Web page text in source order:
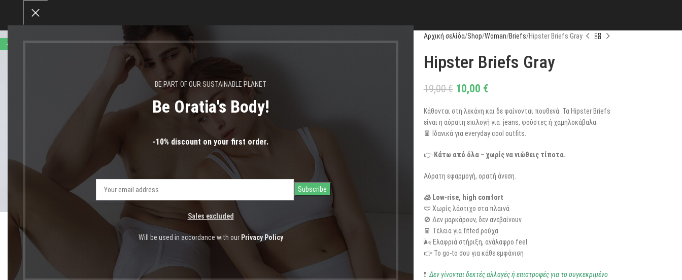
BE PART OF OUR SUSTAINABLE PLANET
Be Oratia's Body!
-10% discount on your first order.
Sales excluded
Will be used in accordance with our Privacy Policy
-47%
Click to enlarge
Αρχική σελίδα Shop Woman Briefs Hipster Briefs Gray
Hipster Briefs Gray
19,00€ 10,00 €
Κάθονται στη λεκάνη και δε φαίνονται πουθενά. Τα Hipster Briefs
είναι η αόρατη επιλογή για jeans, φούστες ή χαμηλοκάβαλα.
👖 Ιδανικά για everyday cool outfits.
👉 Κάτω από όλα – χωρίς να νιώθεις τίποτα.
Αόρατη εφαρμογή, ορατή άνεση.
🧊 Low-rise, high comfort
🩲 Χωρίς λάστιχο στα πλαινά
🚫 Δεν μαρκάρουν, δεν ανεβαίνουν
👖 Τέλεια για fitted ρούχα
🌬️ Ελαφριά στήριξη, ανάλαφρο feel
👉 Το go-to σου για κάθε εμφάνιση
❗ Δεν γίνονται δεκτές αλλαγές ή επιστροφές για το συγκεκριμένο